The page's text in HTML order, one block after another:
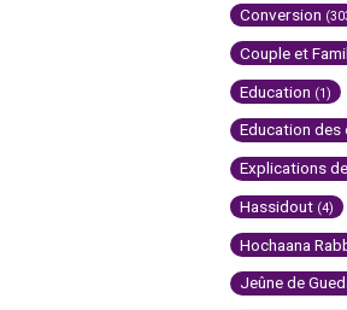
Conversion
Couple et
Education (1)
Education des
Explications
Hassidout (4)
Hochaana
Jeûne de